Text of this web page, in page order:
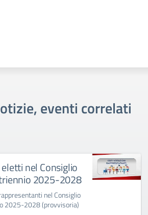
eventi correlati
nel Consiglio
2025-2028
nel Consiglio
2025-2028 (provvisoria)